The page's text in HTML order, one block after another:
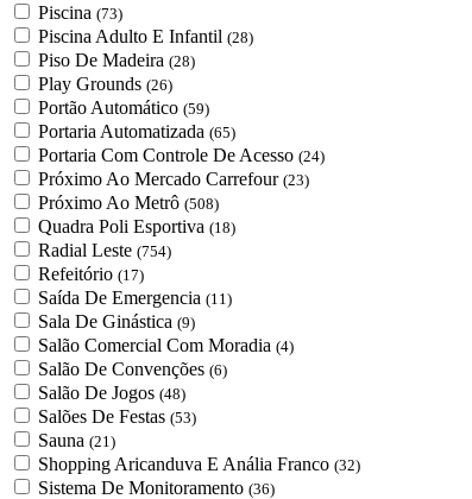
Piscina (73)
Piscina Adulto E Infantil (28)
Piso De Madeira (28)
Play Grounds (26)
Portão Automático (59)
Portaria Automatizada (65)
Portaria Com Controle De Acesso (24)
Próximo Ao Mercado Carrefour (23)
Próximo Ao Metrô (508)
Quadra Poli Esportiva (18)
Radial Leste (754)
Refeitório (17)
Saída De Emergencia (11)
Sala De Ginástica (9)
Salão Comercial Com Moradia (4)
Salão De Convenções (6)
Salão De Jogos (48)
Salões De Festas (53)
Sauna (21)
Shopping Aricanduva E Anália Franco (32)
Sistema De Monitoramento (36)